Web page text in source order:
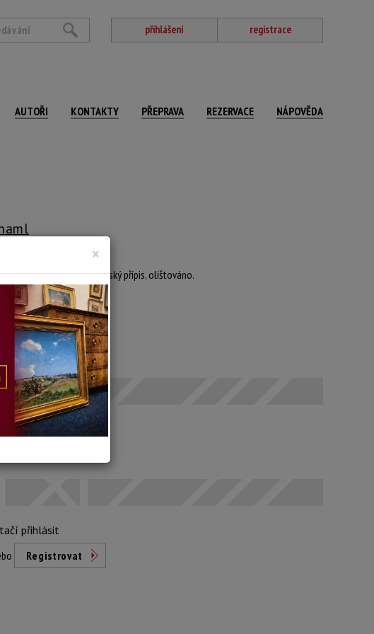
přihlášení registrace
AUTOŘI KONTAKTY PŘEPRAVA REZERVACE NÁPOVĚDA
dole, na reversu autorský přípis, olištováno.
2000
rámování: 81 x 101 cm
20:09 SELČ
neprodáno
přihlásit
Registrovat
×